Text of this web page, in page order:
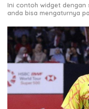
Ini contoh widget dengan
anda bisa mengaturnya